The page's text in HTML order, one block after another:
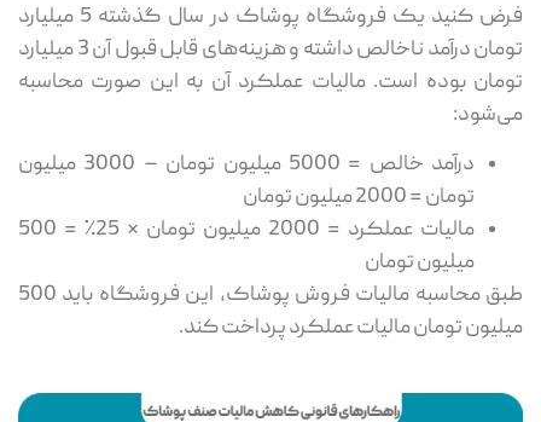
فرض کنید یک فروشگاه پوشاک در سال گذشته 5 میلیارد
تومان درآمد ناخالص داشته و هزینه‌های قابل قبول آن 3 میلیارد
تومان بوده است. مالیات عملکرد آن به این صورت محاسبه
می‌شود:
درآمد خالص = 5000 میلیون تومان – 3000 میلیون
تومان = 2000 میلیون تومان
مالیات عملکرد = 2000 میلیون تومان × 25٪ = 500
میلیون تومان
طبق محاسبه مالیات فروش پوشاک، این فروشگاه باید 500
میلیون تومان مالیات عملکرد پرداخت کند.